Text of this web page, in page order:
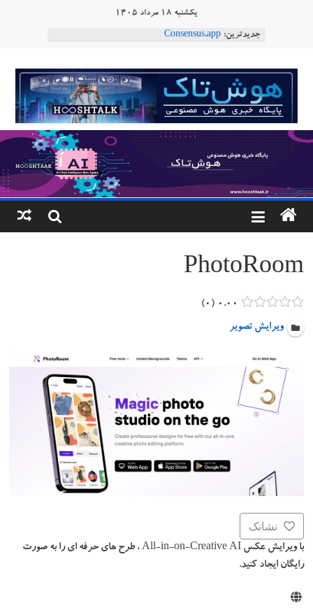
یکشنبه ۱۸ مرداد ۱۴۰۵
جدیدترین: Consensus.app
طبیعی فارسی
ربات «Aru» محصول شرکت فرانسوی Nio
Robotics
ربات T‑800
هوشتاک
پایگاه
خبری
هوش
مصنوعی
www.hooshtaak.ir
PhotoRoom
۰.۰۰ ۰
ویرایش تصویر
نشانک
با ویرایش عکس All-in-on-Creative AI ، طرح های حرفه ای را به صورت
رایگان ایجاد کنید.